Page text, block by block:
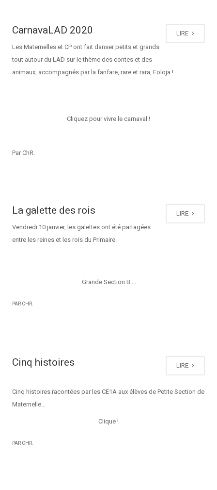
LIRE
CarnavaLAD 2020
Les Maternelles et CP ont fait danser petits et grands
tout autour du LAD sur le thème des contes et des
animaux, accompagnés par la fanfare, rare et rara, Foloja !
Cliquez pour vivre le carnaval !
Par ChR.
LIRE
La galette des rois
Vendredi 10 janvier, les galettes ont été partagées
entre les reines et les rois du Primaire.
Grande Section B ...
PAR CHR.
LIRE
Cinq histoires
Cinq histoires racontées par les CE1A aux élèves de Petite Section de
Maternelle...
Clique !
PAR CHR.